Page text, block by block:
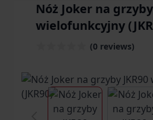
Nóż Joker na grzyby
wielofunkcyjny
(0 reviews)
View larger